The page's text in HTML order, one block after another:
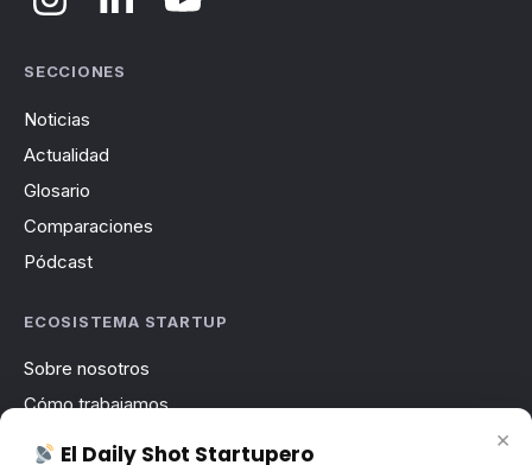
SECCIONES
Noticias
Actualidad
Glosario
Comparaciones
Pódcast
ECOSISTEMA STARTUP
Sobre nosotros
Cómo trabajamos
Newsletter
×
El Daily Shot Startupero